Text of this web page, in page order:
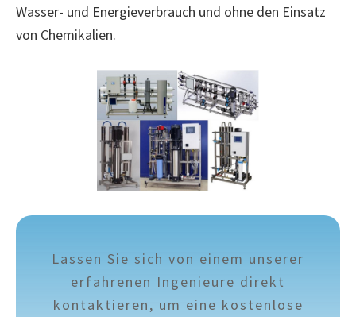
Wasser- und Energieverbrauch und ohne den Einsatz
von Chemikalien.
Lassen Sie sich von einem unserer
erfahrenen Ingenieure direkt
kontaktieren, um eine kostenlose